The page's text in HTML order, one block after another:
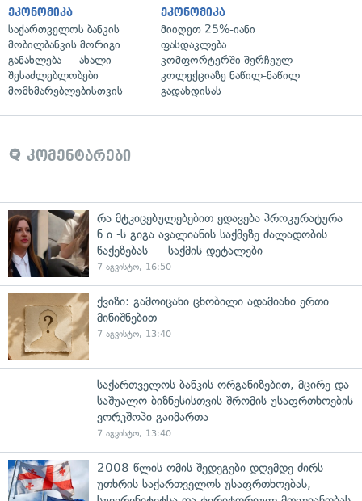
ეკონომიკა
საქართველოს ბანკის
მობილბანკის მორიგი
განახლება — ახალი
შესაძლებლობები
მომხმარებლებისთვის
ეკონომიკა
მიიღეთ 25%-იანი
ფასდაკლება
კომფორტერში შერჩეულ
კოლექციაზე ნაწილ-ნაწილ
გადახდისას
კომენტარები
რა მტკიცებულებებით ედავება პროკურატურა
ნ.ი.-ს გიგა ავალიანის საქმეზე ძალადობის
წაქეზებას — საქმის დეტალები
7 აგვისტო, 16:50
ქვიზი: გამოიცანი ცნობილი ადამიანი ერთი
მინიშნებით
7 აგვისტო, 13:40
საქართველოს ბანკის ორგანიზებით, მცირე და
საშუალო ბიზნესისთვის შრომის უსაფრთხოების
ვორკშოპი გაიმართა
7 აგვისტო, 13:40
2008 წლის ომის შედეგები დღემდე ძირს
უთხრის საქართველოს უსაფრთხოებას,